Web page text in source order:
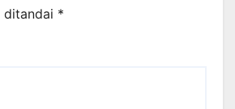
ditandai *